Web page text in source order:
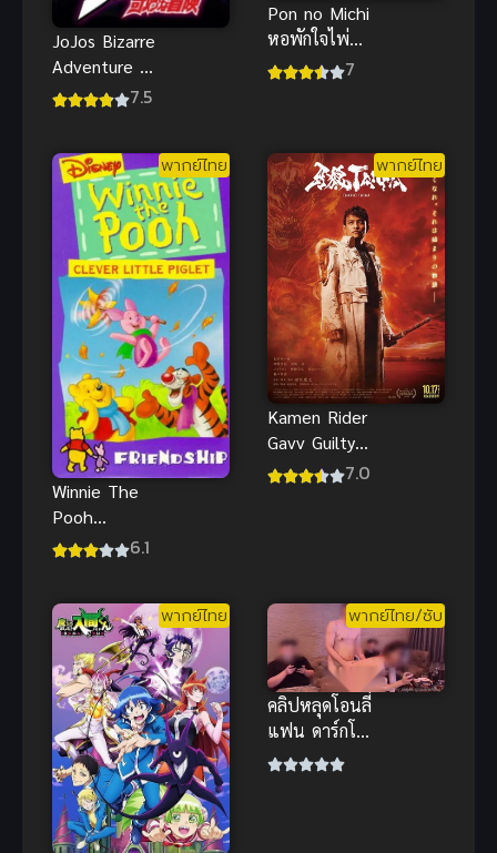
JoJos Bizarre
Adventure โจ
โจ้ ล่าข้าม 7.5
Pon no Michi
หอพักใจไพ่นก
กระจอก
7
พากย์ไทย
Winnie The
Pooh
Friendship
พากย์ไทย อนิ
เมะอบอุ่น
6.1
พากย์ไทย
Kamen Rider
Gavv Guilty
Parfait มาสค์
7.0
พากย์ไทย พากย์ไทย/ซับ
คลิปหลุดโอนลี่
แฟน ดาร์กโน
วัน ร้องเพลง